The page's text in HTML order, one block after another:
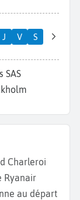
J V S
Charleroi
Ryanair
au départ